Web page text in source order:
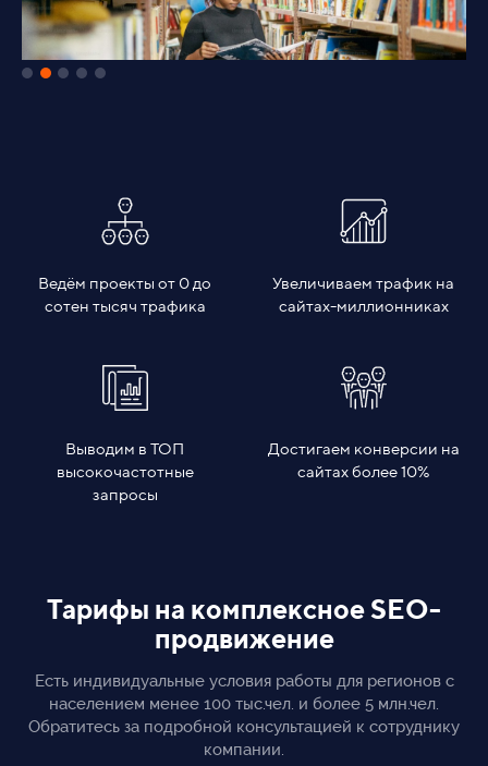
Ведём проекты от 0 до
сотен тысяч трафика
Увеличиваем трафик на
сайтах-миллионниках
Выводим в ТОП
высокочастотные
запросы
Достигаем конверсии на
сайтах более 10%
Тарифы на комплексное SEO-
продвижение
Есть индивидуальные условия работы для регионов с
населением менее 100 тыс.чел. и более 5 млн.чел.
Обратитесь за подробной консультацией к сотруднику
компании.